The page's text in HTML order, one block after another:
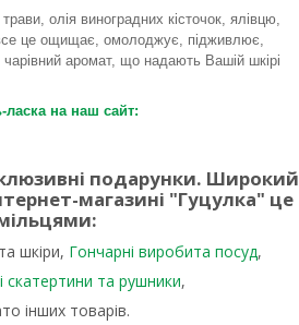
олія виноградних кісточок, ялівцю,
це ощищає, омолоджує, підживлює,
аромат, що надають Вашій шкірі
ласка на наш сайт:
подарунки. Широкий
магазині "Гуцулка" це
шкіри, Гончарні виробита посуд,
скатертини та рушники,
інших товарів.